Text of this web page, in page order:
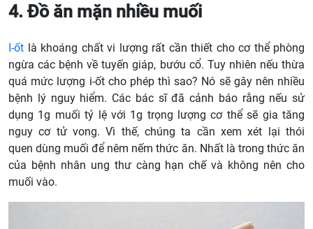
4. Đồ ăn mặn nhiều muối
I-ốt là khoáng chất vi lượng rất cần thiết cho cơ thể phòng
ngừa các bệnh về tuyến giáp, bướu cổ. Tuy nhiên nếu thừa
quá mức lượng i-ốt cho phép thì sao? Nó sẽ gây nên nhiều
bệnh lý nguy hiểm. Các bác sĩ đã cảnh báo rằng nếu sử
dụng 1g muối tỷ lệ với 1g trọng lượng cơ thể sẽ gia tăng
nguy cơ tử vong. Vì thế, chúng ta cần xem xét lại thói
quen dùng muối để nêm nếm thức ăn. Nhất là trong thức ăn
của bệnh nhân ung thư càng hạn chế và không nên cho
muối vào.